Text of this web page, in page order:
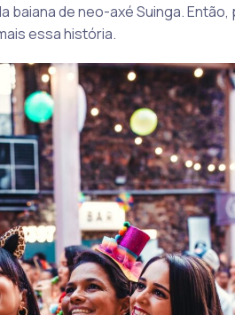
de neo-axé Suinga. Então,
essa história.